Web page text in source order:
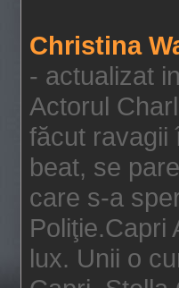
Christina
- actualizat
Actorul
făcut ravagii
beat, se
care s-a
Poliţie.Capri
lux. Unii o